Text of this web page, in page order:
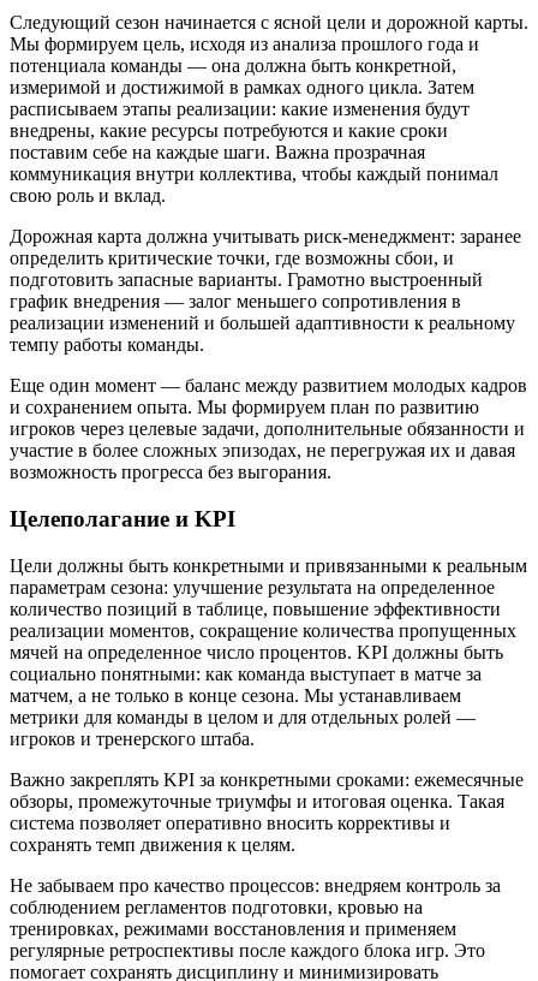
Следующий сезон начинается с ясной цели и дорожной карты.
Мы формируем цель, исходя из анализа прошлого года и
потенциала команды — она должна быть конкретной,
измеримой и достижимой в рамках одного цикла. Затем
расписываем этапы реализации: какие изменения будут
внедрены, какие ресурсы потребуются и какие сроки
поставим себе на каждые шаги. Важна прозрачная
коммуникация внутри коллектива, чтобы каждый понимал
свою роль и вклад.
Дорожная карта должна учитывать риск-менеджмент: заранее
определить критические точки, где возможны сбои, и
подготовить запасные варианты. Грамотно выстроенный
график внедрения — залог меньшего сопротивления в
реализации изменений и большей адаптивности к реальному
темпу работы команды.
Еще один момент — баланс между развитием молодых кадров
и сохранением опыта. Мы формируем план по развитию
игроков через целевые задачи, дополнительные обязанности и
участие в более сложных эпизодах, не перегружая их и давая
возможность прогресса без выгорания.
Целеполагание и KPI
Цели должны быть конкретными и привязанными к реальным
параметрам сезона: улучшение результата на определенное
количество позиций в таблице, повышение эффективности
реализации моментов, сокращение количества пропущенных
мячей на определенное число процентов. KPI должны быть
социально понятными: как команда выступает в матче за
матчем, а не только в конце сезона. Мы устанавливаем
метрики для команды в целом и для отдельных ролей —
игроков и тренерского штаба.
Важно закреплять KPI за конкретными сроками: ежемесячные
обзоры, промежуточные триумфы и итоговая оценка. Такая
система позволяет оперативно вносить коррективы и
сохранять темп движения к целям.
Не забываем про качество процессов: внедряем контроль за
соблюдением регламентов подготовки, кровью на
тренировках, режимами восстановления и применяем
регулярные ретроспективы после каждого блока игр. Это
помогает сохранять дисциплину и минимизировать